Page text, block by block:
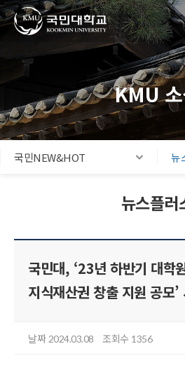
주메뉴 바로가기
본문내용 바로가
푸터 바로가기
국민대학교
KMU
국민NEW&HOT 뉴
뉴스플러
국민대, ‘23년 하반기 대학
지식재산권 창출 지원 공모’
날짜 2024.03.08 조회수 1356